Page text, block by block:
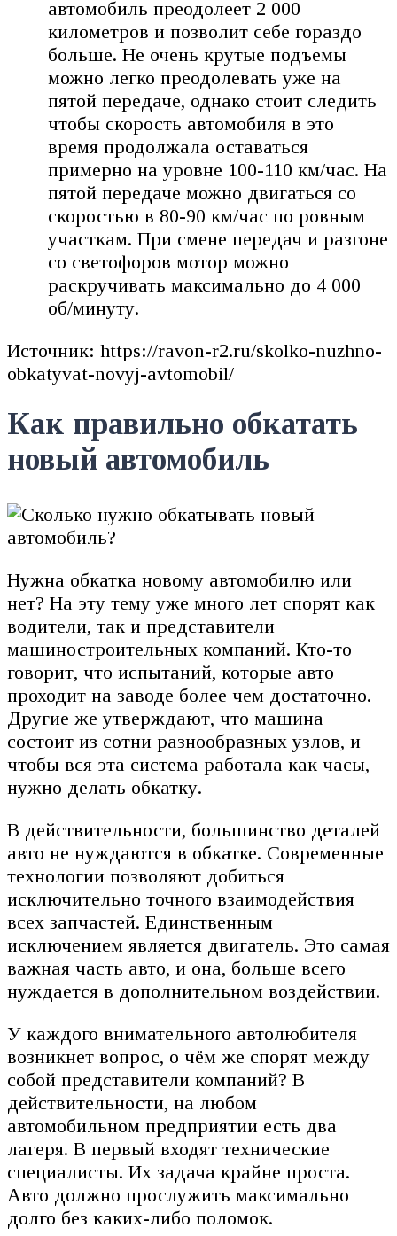
автомобиль преодолеет 2 000
километров и позволит себе гораздо
больше. Не очень крутые подъемы
можно легко преодолевать уже на
пятой передаче, однако стоит следить
чтобы скорость автомобиля в это
время продолжала оставаться
примерно на уровне 100-110 км/час. На
пятой передаче можно двигаться со
скоростью в 80-90 км/час по ровным
участкам. При смене передач и разгоне
со светофоров мотор можно
раскручивать максимально до 4 000
об/минуту.
Источник: https://ravon-r2.ru/skolko-nuzhno-
obkatyvat-novyj-avtomobil/
Как правильно обкатать
новый автомобиль
Нужна обкатка новому автомобилю или
нет? На эту тему уже много лет спорят как
водители, так и представители
машиностроительных компаний. Кто-то
говорит, что испытаний, которые авто
проходит на заводе более чем достаточно.
Другие же утверждают, что машина
состоит из сотни разнообразных узлов, и
чтобы вся эта система работала как часы,
нужно делать обкатку.
В действительности, большинство деталей
авто не нуждаются в обкатке. Современные
технологии позволяют добиться
исключительно точного взаимодействия
всех запчастей. Единственным
исключением является двигатель. Это самая
важная часть авто, и она, больше всего
нуждается в дополнительном воздействии.
У каждого внимательного автолюбителя
возникнет вопрос, о чём же спорят между
собой представители компаний? В
действительности, на любом
автомобильном предприятии есть два
лагеря. В первый входят технические
специалисты. Их задача крайне проста.
Авто должно прослужить максимально
долго без каких-либо поломок.